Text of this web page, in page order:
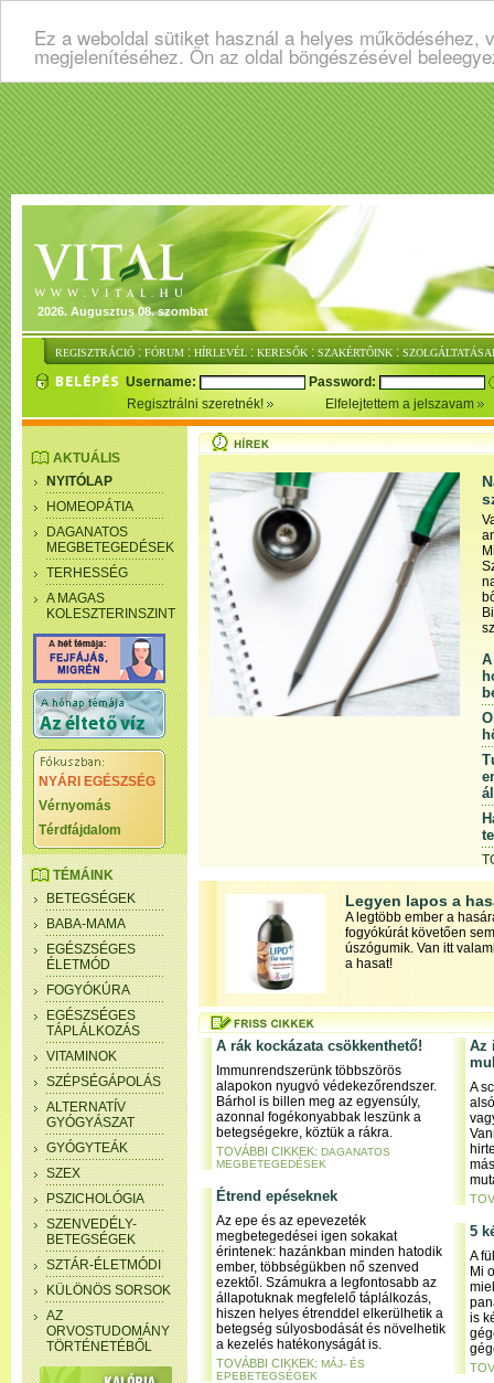
Ez a weboldal sütiket használ a helyes
megjelenítéséhez. Ön az oldal böngészésével
2026. Augusztus 08. szombat
REGISZTRÁCIÓ : FÓRUM : HÍRLEVÉL : KERESŐK : SZAKÉRTŐINK :
Username:
Password:
Regisztrálni szeretnék!
Elfelejtettem a jelszavam
AKTUÁLIS
NYITÓLAP
HOMEOPÁTIA
DAGANATOS
MEGBETEGEDÉSEK
TERHESSÉG
A MAGAS
KOLESZTERINSZINT
NYÁRI EGÉSZSÉG
Vérnyomás
Térdfájdalom
TÉMÁINK
BETEGSÉGEK
BABA-MAMA
EGÉSZSÉGES
ÉLETMÓD
FOGYÓKÚRA
EGÉSZSÉGES
TÁPLÁLKOZÁS
VITAMINOK
SZÉPSÉGÁPOLÁS
ALTERNATÍV
GYÓGYÁSZAT
GYÓGYTEÁK
SZEX
PSZICHOLÓGIA
SZENVEDÉLY-
BETEGSÉGEK
SZTÁR-ÉLETMÓDI
KÜLÖNÖS SORSOK
AZ
ORVOSTUDOMÁNY
TÖRTÉNETÉBŐL
Legyen lapos a
A legtöbb ember a
fogyókúrát követően
úszógumik. Van itt
a hasat!
A rák kockázata csökkenthető!
Immunrendszerünk többszörös
alapokon nyugvó védekezőrendszer.
Bárhol is billen meg az egyensúly,
azonnal fogékonyabbak leszünk a
betegségekre, köztük a rákra.
TOVÁBBI CIKKEK: DAGANATOS
MEGBETEGEDÉSEK
Étrend epéseknek
Az epe és az epevezeték
megbetegedései igen sokakat
érintenek: hazánkban minden hatodik
ember, többségükben nő szenved
ezektől. Számukra a legfontosabb az
állapotuknak megfelelő táplálkozás,
hiszen helyes étrenddel elkerülhetik a
betegség súlyosbodását és növelhetik
a kezelés hatékonyságát is.
TOVÁBBI CIKKEK: MÁJ- ÉS
EPEBETEGSÉGEK
Az
A
5
A
Mi
is